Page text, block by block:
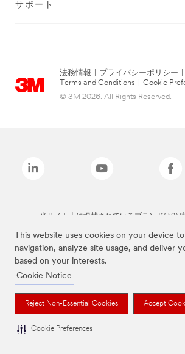
This website uses cookies on your device
navigation, analyze site usage, and deliver
based on your interests.
Cookie Notice
Reject Non-Essential Cookies Accept
Cookie Preferences
サポート
法務情報 プライバシーポリシー
Terms and Conditions
Cookie
© 3M 2026. All Rights Reserved.
当サイト上に掲載されているブランドは3M